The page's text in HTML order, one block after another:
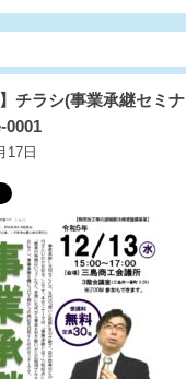
】チラシ(事業承継セミナ
0001
17日